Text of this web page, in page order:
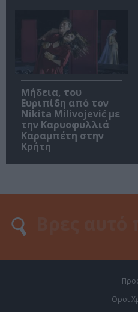
Μήδεια, του
Ευριπίδη από τον
Nikita Milivojević με
την Καρυοφυλλιά
Καραμπέτη στην
Κρήτη
Οροι